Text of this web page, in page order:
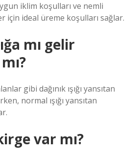
iklim koşulları ve nemli
için ideal üreme koşulları sağlar.
mı gelir
gibi dağınık ışığı yansıtan
normal ışığı yansıtan
var mı?